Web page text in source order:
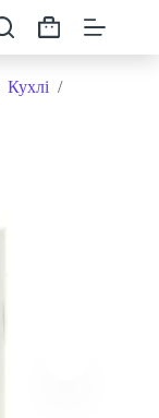
Кошик
Кухлі /